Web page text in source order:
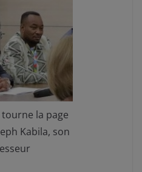
tourne la page
Kabila, son